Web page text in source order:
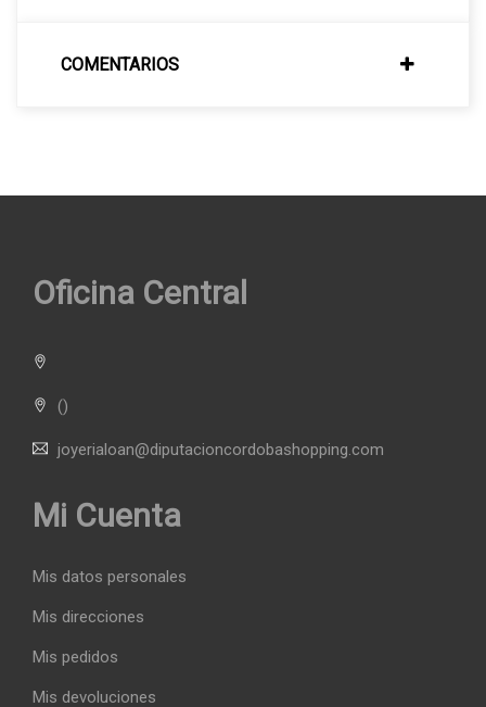
COMENTARIOS
Oficina Central
()
joyerialoan@diputacioncordobashopping.com
Mi Cuenta
Mis datos personales
Mis direcciones
Mis pedidos
Mis devoluciones